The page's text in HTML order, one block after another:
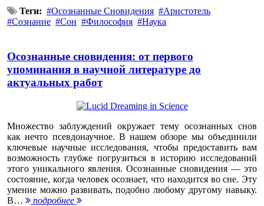
Теги: Осознанные Сновидения
Аристотель
Сознание
Сон Философия Наука
Осознанные сновидения: от первого
упоминания в научной литературе до
актуальных работ
Множество заблуждений окружает тему осознанных снов
как нечто псевдонаучное. В нашем обзоре мы объединили
ключевые научные исследования, чтобы предоставить вам
возможность глубже погрузиться в историю исследований
этого уникального явления. Осознанные сновидения — это
состояние, когда человек осознает, что находится во сне. Эту
умение можно развивать, подобно любому другому навыку.
В…
подробнее